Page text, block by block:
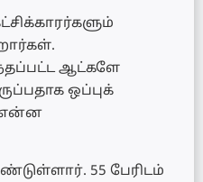
ஆட்களே
ஒப்புக்
என்ன
55 பேரிடம்